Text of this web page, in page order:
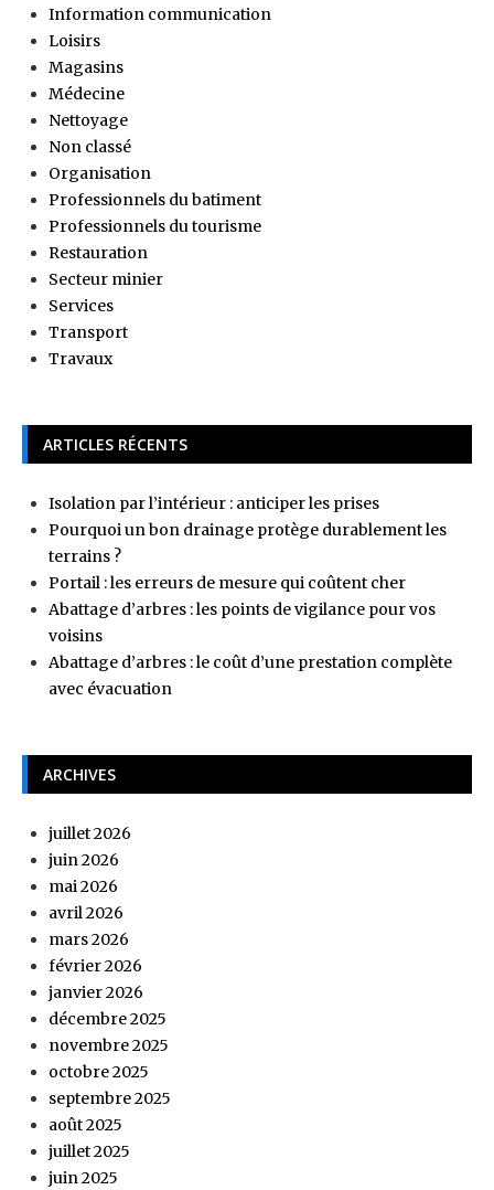
Information communication
Loisirs
Magasins
Médecine
Nettoyage
Non classé
Organisation
Professionnels du batiment
Professionnels du tourisme
Restauration
Secteur minier
Services
Transport
Travaux
ARTICLES RÉCENTS
Isolation par l’intérieur : anticiper les prises
Pourquoi un bon drainage protège durablement les
terrains ?
Portail : les erreurs de mesure qui coûtent cher
Abattage d’arbres : les points de vigilance pour vos
voisins
Abattage d’arbres : le coût d’une prestation complète
avec évacuation
ARCHIVES
juillet 2026
juin 2026
mai 2026
avril 2026
mars 2026
février 2026
janvier 2026
décembre 2025
novembre 2025
octobre 2025
septembre 2025
août 2025
juillet 2025
juin 2025